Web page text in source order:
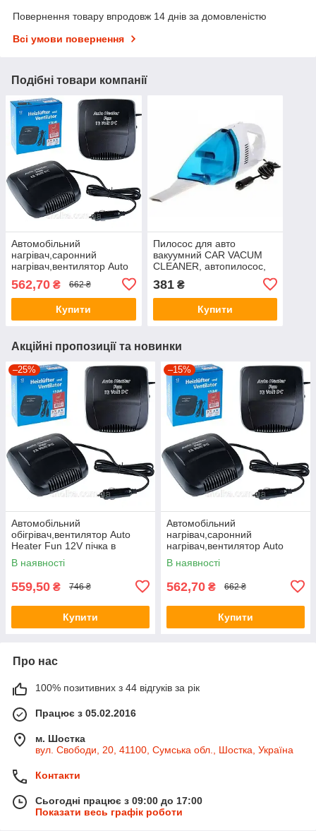
Повернення товару впродовж 14 днів за домовленістю
Всі умови повернення
Подібні товари компанії
Автомобільний
нагрівач,саронний
нагрівач,вентилятор Auto
авто, від прикурювача
562,70 ₴ 662 ₴
Купити
Пилосос для авто
вакуумний CAR VACUM
CLEANER, автопилосос,
381₴
Купити
Акційні пропозиції та новинки
–25%
Автомобільний
обігрівач,вентилятор Auto
Heater Fun 12V пічка в
авто,від прикурювача GH 785
RT
В наявності
559,50 ₴ 746 ₴
Купити
–15%
Автомобільний
нагрівач,саронний
нагрівач,вентилятор Auto
Heater Fun 12V-печка в авто,
від прикурювача
В наявності
562,70 ₴ 662 ₴
Купити
Про нас
100% позитивних з 44 відгуків за рік
Працює з 05.02.2016
м. Шостка
вул. Свободи, 20, 41100, Сумська обл., Шостка, Україна
Контакти
Сьогодні працює з 09:00 до 17:00
Показати весь графік роботи